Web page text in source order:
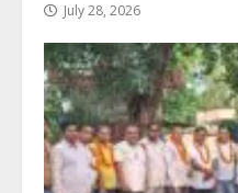
July 28, 2026